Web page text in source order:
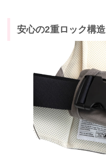
安心の2重ロック構造